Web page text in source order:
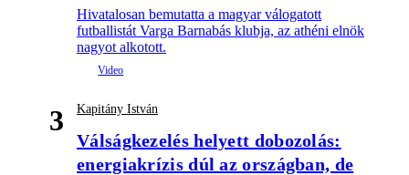
Hivatalosan bemutatta a magyar válogatott
futballistát Varga Barnabás klubja, az athéni elnök
nagyot alkotott.
3 Kapitány István
Válságkezelés helyett dobozolás:
energiakrízis dúl az országban, de